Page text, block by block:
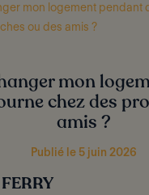
mon logement pendant
ou des amis ?
mon
chez des
amis ?
Publié le 5 juin 2026